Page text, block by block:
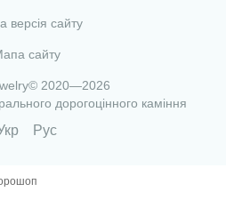
версія сайту
сайту
2020—2026
дорогоцінного каміння
Рус